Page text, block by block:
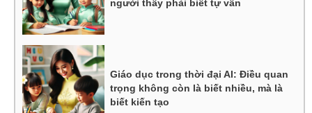
người thầy phải biết tự vấn
Giáo dục trong thời đại AI: Điều quan
trọng không còn là biết nhiều, mà là
biết kiến tạo